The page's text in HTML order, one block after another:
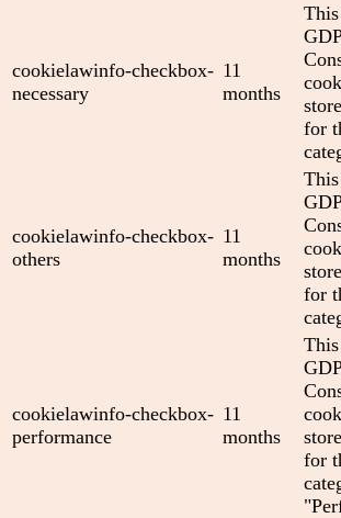
cookielawinfo-checkbox-
necessary
11
months
for
cookielawinfo-checkbox-
others
11
months
for
cookielawinfo-checkbox-
performance
11
months
for